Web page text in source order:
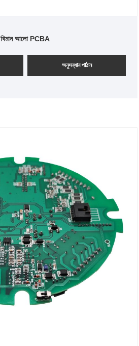
বিমান আলো PCBA
অনুসন্ধান পাঠান